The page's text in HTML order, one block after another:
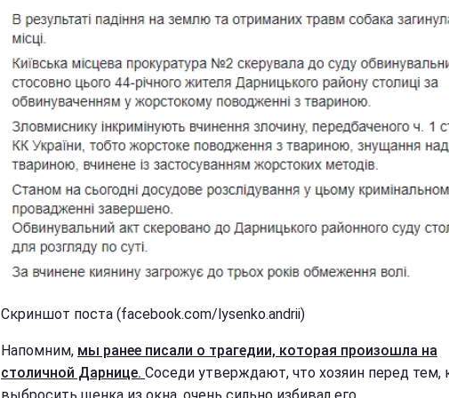
Скриншот поста (facebook.com/lysenko.andrii)
Напомним, мы ранее писали о трагедии, которая произошла на
столичной Дарнице. Соседи утверждают, что хозяин перед тем,
выбросить щенка из окна, очень сильно избивал его.